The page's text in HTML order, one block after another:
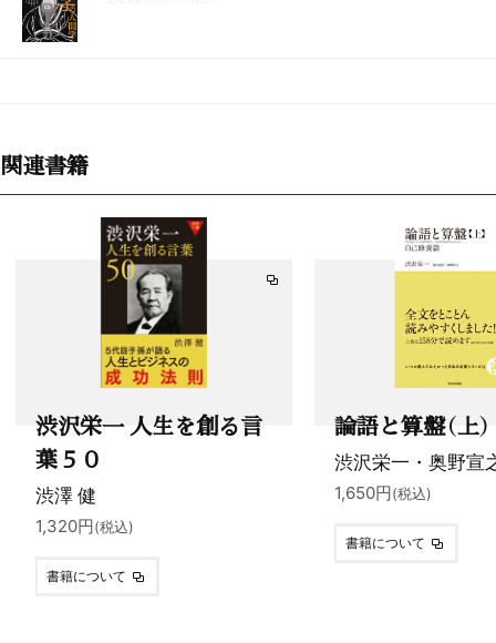
関連書籍
渋沢栄一 人生を創る言
葉５０
渋澤 健
1,320円(税込)
書籍について
論語と算盤（上）
渋沢栄一・奥野宣
1,650円(税込)
書籍について